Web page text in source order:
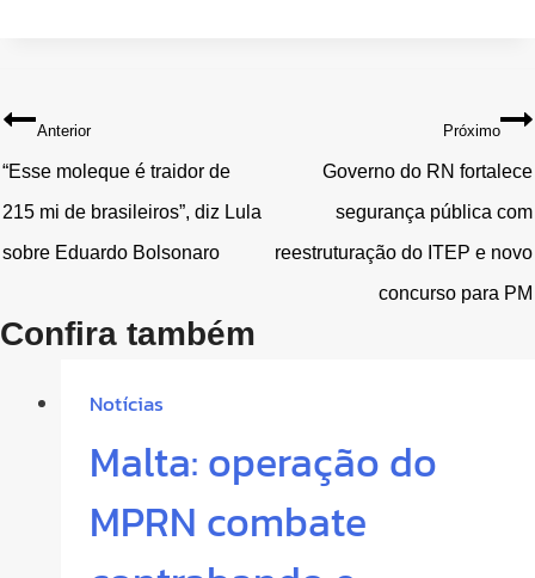
Navegação
de
Post
Anterior
“Esse moleque é traidor de
215 mi de brasileiros”, diz Lula
sobre Eduardo Bolsonaro
Próximo
Governo do RN fortalece
segurança pública com
reestruturação do ITEP e novo
concurso para PM
Confira também
Notícias
Malta: operação do
MPRN combate